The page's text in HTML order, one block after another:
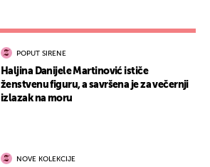
POPUT SIRENE
Haljina Danijele Martinović ističe
ženstvenu figuru, a savršena je za večernji
izlazak na moru
NOVE KOLEKCIJE